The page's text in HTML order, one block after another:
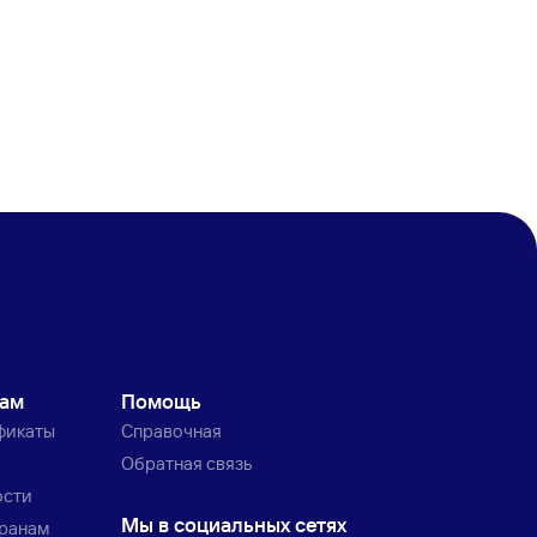
Помощь
Справочная
Обратная связь
Мы в социальных сетях